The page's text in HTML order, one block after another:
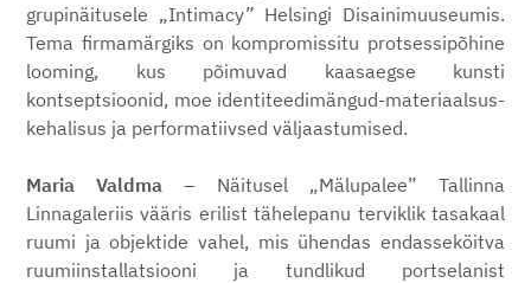
grupinäitusele „Intimacy” Helsingi Disainimuuseumis.
Tema firmamärgiks on kompromissitu protsessipõhine
looming, kus põimuvad kaasaegse kunsti
kontseptsioonid, moe identiteedimängud-materiaalsus-
kehalisus ja performatiivsed väljaastumised.
Maria Valdma – Näitusel „Mälupalee” Tallinna
Linnagaleriis vääris erilist tähelepanu terviklik tasakaal
ruumi ja objektide vahel, mis ühendas endasseköitva
ruumiinstallatsiooni ja tundlikud portselanist